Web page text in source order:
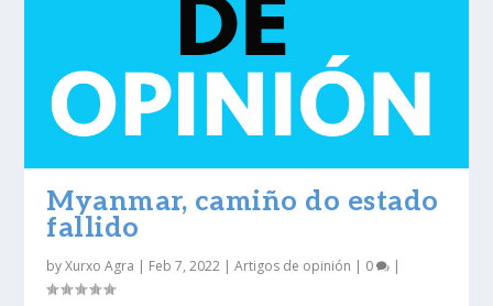
Myanmar, camiño do estado
fallido
byXurxo Agra | Feb 7, 2022 |Artigos de opinión | 0 |